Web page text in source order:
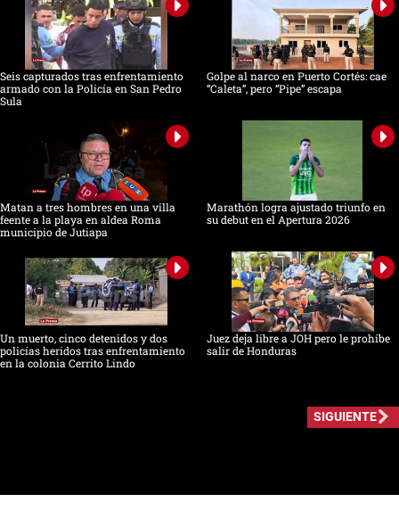
Seis capturados tras enfrentamiento
armado con la Policía en San Pedro
Sula
Golpe al narco en Puerto Cortés: cae
“Caleta”, pero “Pipe” escapa
Matan a tres hombres en una villa
feente a la playa en aldea Roma
municipio de Jutiapa
Marathón logra ajustado triunfo en
su debut en el Apertura 2026
Un muerto, cinco detenidos y dos
policías heridos tras enfrentamiento
en la colonia Cerrito Lindo
Juez deja libre a JOH pero le prohíbe
salir de Honduras
SIGUIENTE